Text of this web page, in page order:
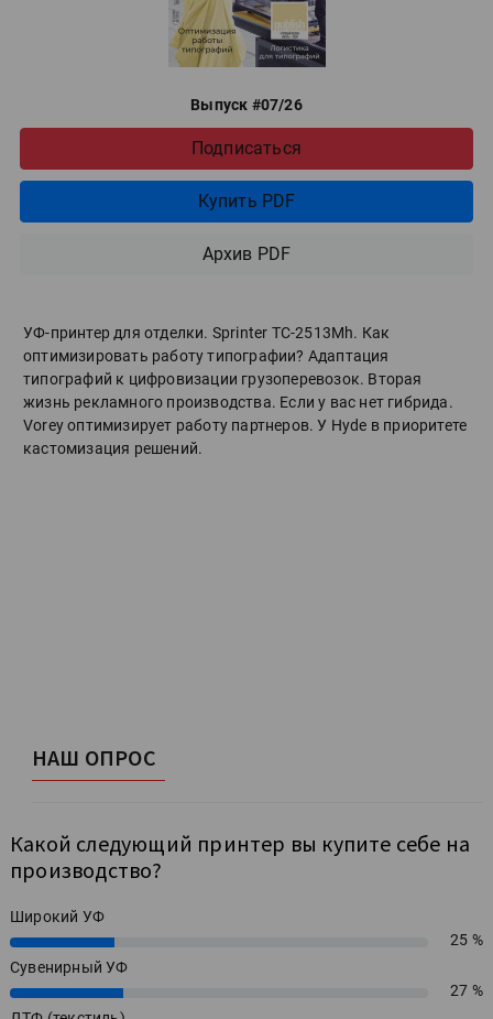
Выпуск #07/26
Подписаться
Купить PDF
Архив PDF
УФ-принтер для отделки. Sprinter ТС-2513Mh. Как
оптимизировать работу типографии? Адаптация
типографий к цифровизации грузоперевозок. Вторая
жизнь рекламного производства. Если у вас нет гибрида.
Vorey оптимизирует работу партнеров. У Hyde в приоритете
кастомизация решений.
НАШ ОПРОС
Какой следующий принтер вы купите себе на
производство?
Широкий УФ
25%
25 %
Сувенирный УФ
27%
27 %